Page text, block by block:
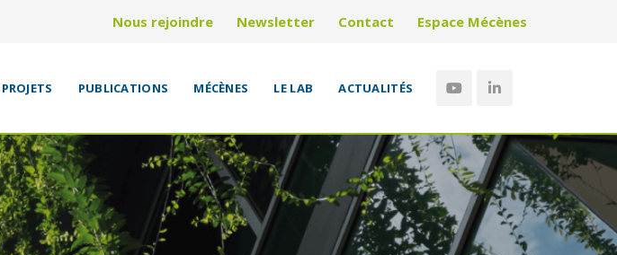
Nous rejoindre Newsletter Contact Espace Mécènes
PROJETS PUBLICATIONS MÉCÈNES LE LAB ACTUALITÉS